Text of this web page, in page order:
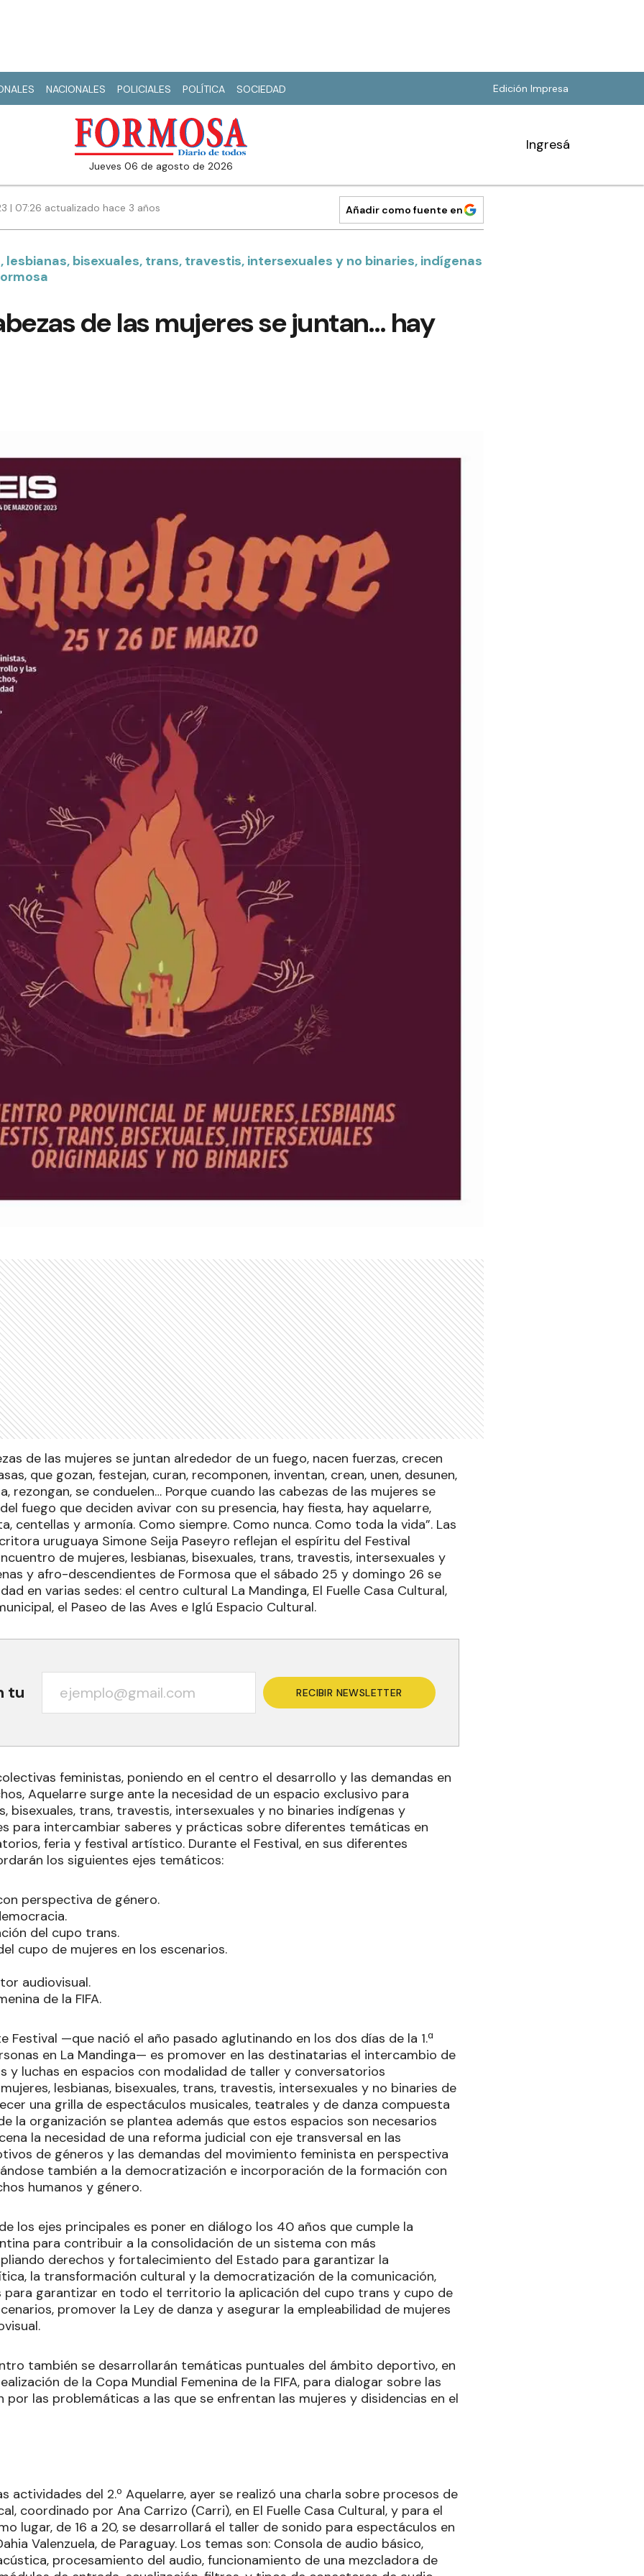
NACIONALES POLICIALES POLÍTICA SOCIEDAD Edición Impresa
jueves 06 de agosto de 2026
Ingresá
| 07:26 actualizado hace 3 años Añadir como fuente en
lesbianas, bisexuales, trans, travestis, intersexuales y no binaries, indígenas
de las mujeres se juntan… hay
de las mujeres se juntan alrededor de un fuego, nacen fuerzas, crecen
que gozan, festejan, curan, recomponen, inventan, crean, unen, desunen,
rezongan, se conduelen… Porque cuando las cabezas de las mujeres se
fuego que deciden avivar con su presencia, hay fiesta, hay aquelarre,
centellas y armonía. Como siempre. Como nunca. Como toda la vida”. Las
uruguaya Simone Seija Paseyro reflejan el espíritu del Festival
de mujeres, lesbianas, bisexuales, trans, travestis, intersexuales y
y afro-descendientes de Formosa que el sábado 25 y domingo 26 se
en varias sedes: el centro cultural La Mandinga, El Fuelle Casa Cultural,
el Paseo de las Aves e Iglú Espacio Cultural.
tu RECIBIR NEWSLETTER
feministas, poniendo en el centro el desarrollo y las demandas en
Aquelarre surge ante la necesidad de un espacio exclusivo para
bisexuales, trans, travestis, intersexuales y no binaries indígenas y
para intercambiar saberes y prácticas sobre diferentes temáticas en
feria y festival artístico. Durante el Festival, en sus diferentes
los siguientes ejes temáticos:
perspectiva de género.
del cupo trans.
cupo de mujeres en los escenarios.
audiovisual.
de la FIFA.
Festival —que nació el año pasado aglutinando en los dos días de la 1.ª
en La Mandinga— es promover en las destinatarias el intercambio de
y luchas en espacios con modalidad de taller y conversatorios
lesbianas, bisexuales, trans, travestis, intersexuales y no binaries de
una grilla de espectáculos musicales, teatrales y de danza compuesta
la organización se plantea además que estos espacios son necesarios
la necesidad de una reforma judicial con eje transversal en las
de géneros y las demandas del movimiento feminista en perspectiva
también a la democratización e incorporación de la formación con
humanos y género.
los ejes principales es poner en diálogo los 40 años que cumple la
para contribuir a la consolidación de un sistema con más
derechos y fortalecimiento del Estado para garantizar la
la transformación cultural y la democratización de la comunicación,
para garantizar en todo el territorio la aplicación del cupo trans y cupo de
promover la Ley de danza y asegurar la empleabilidad de mujeres
también se desarrollarán temáticas puntuales del ámbito deportivo, en
de la Copa Mundial Femenina de la FIFA, para dialogar sobre las
por las problemáticas a las que se enfrentan las mujeres y disidencias en el
actividades del 2.º Aquelarre, ayer se realizó una charla sobre procesos de
coordinado por Ana Carrizo (Carri), en El Fuelle Casa Cultural, y para el
lugar, de 16 a 20, se desarrollará el taller de sonido para espectáculos en
Valenzuela, de Paraguay. Los temas son: Consola de audio básico,
procesamiento del audio, funcionamiento de una mezcladora de